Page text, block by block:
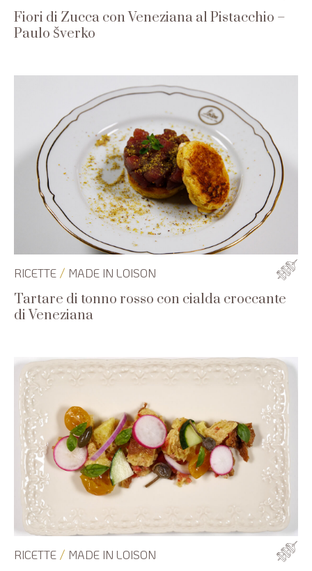
Fiori di Zucca con Veneziana al Pistacchio –
Paulo Šverko
RICETTE / MADE IN LOISON
Tartare di tonno rosso con cialda croccante
di Veneziana
RICETTE / MADE IN LOISON